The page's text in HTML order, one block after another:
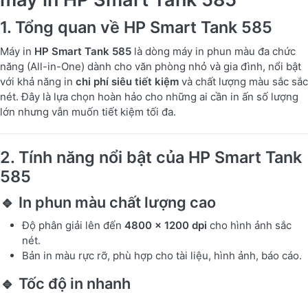
1. Tổng quan về HP Smart Tank 585
Máy in HP Smart Tank 585 là dòng máy in phun màu đa chức
năng (All-in-One) dành cho văn phòng nhỏ và gia đình, nổi bật
với khả năng in chi phí siêu tiết kiệm và chất lượng màu sắc sắc
nét. Đây là lựa chọn hoàn hảo cho những ai cần in ấn số lượng
lớn nhưng vẫn muốn tiết kiệm tối đa.
2. Tính năng nổi bật của HP Smart Tank
585
🔹 In phun màu chất lượng cao
Độ phân giải lên đến 4800 x 1200 dpi cho hình ảnh sắc
nét.
Bản in màu rực rỡ, phù hợp cho tài liệu, hình ảnh, báo cáo.
🔹 Tốc độ in nhanh